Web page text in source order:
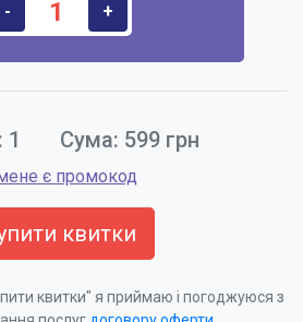
- +
1 Сума: 599грн
є промокод
квитки
квитки" я приймаю і погоджуюся з